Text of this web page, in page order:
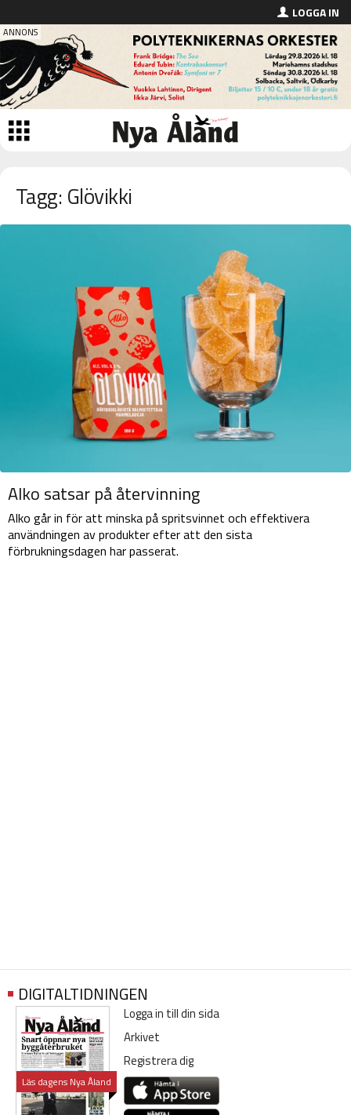
LOGGA IN
Tagg: Glövikki
Alko satsar på återvinning
Alko går in för att minska på spritsvinnet och effektivera
användningen av produkter efter att den sista
förbrukningsdagen har passerat.
DIGITALTIDNINGEN
Läs dagens Nya Åland
Logga in till din sida
Arkivet
Registrera dig